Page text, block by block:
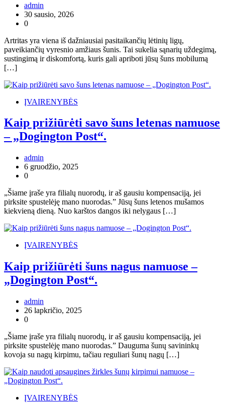
admin
30 sausio, 2026
0
Artritas yra viena iš dažniausiai pasitaikančių lėtinių ligų,
paveikiančių vyresnio amžiaus šunis. Tai sukelia sąnarių uždegimą,
sustingimą ir diskomfortą, kuris gali apriboti jūsų šuns mobilumą
[…]
ĮVAIRENYBĖS
Kaip prižiūrėti savo šuns letenas namuose
– „Dogington Post“.
admin
6 gruodžio, 2025
0
„Šiame įraše yra filialų nuorodų, ir aš gausiu kompensaciją, jei
pirksite spustelėję mano nuorodas.” Jūsų šuns letenos mušamos
kiekvieną dieną. Nuo karštos dangos iki nelygaus […]
ĮVAIRENYBĖS
Kaip prižiūrėti šuns nagus namuose –
„Dogington Post“.
admin
26 lapkričio, 2025
0
„Šiame įraše yra filialų nuorodų, ir aš gausiu kompensaciją, jei
pirksite spustelėję mano nuorodas.” Dauguma šunų savininkų
kovoja su nagų kirpimu, tačiau reguliari šunų nagų […]
ĮVAIRENYBĖS